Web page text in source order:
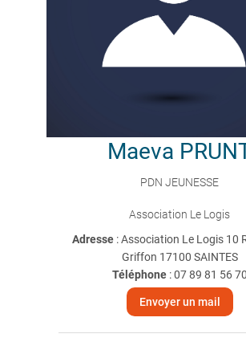
Maeva
PDN JEUNESSE
Association Le Logis
Adresse : Association Le Logis 10
Griffon 17100 SAINTES
Téléphone:07 89 81 56 70
Envoyer un mail